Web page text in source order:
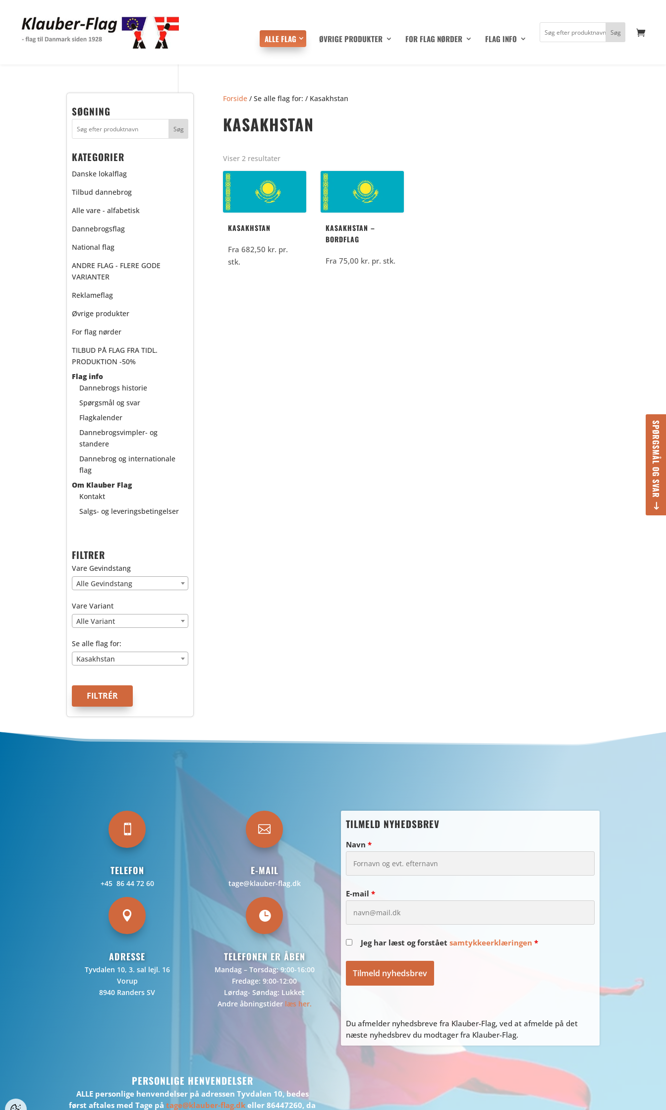
ALLE FLAG ØVRIGE PRODUKTER FOR FLAG NØRDER FLAG INFO
SPØRGSMÅL OG SVAR
Forside / Se alle flag for: / Kasakhstan
KASAKHSTAN
Viser 2 resultater
KASAKHSTAN
Fra682,50 kr. pr.
stk.
KASAKHSTAN –
BORDFLAG
Fra 75,00 kr. pr. stk.
SØGNING
KATEGORIER
Danske lokalflag
Tilbud dannebrog
Alle vare - alfabetisk
Dannebrogsflag
National flag
ANDRE FLAG - FLERE GODE
VARIANTER
Reklameflag
Øvrige produkter
For flag nørder
TILBUD PÅ FLAG FRA TIDL.
PRODUKTION -50%
Flag info
Dannebrogs historie
Spørgsmål og svar
Flagkalender
Dannebrogsvimpler- og
standere
Dannebrog og internationale
flag
Om Klauber Flag
Kontakt
Salgs- og leveringsbetingelser
FILTRER
Vare Gevindstang
Alle Gevindstang
Vare Variant
Alle Variant
Se alle flag for:
Kasakhstan
FILTRÉR

TELEFON
+45 86 44 72 60

ADRESSE
Tyvdalen 10, 3. sal lejl. 16
Vorup
8940 Randers SV

E-MAIL
tage@klauber-flag.dk

TELEFONEN ER ÅBEN
Mandag – Torsdag: 9:00-16:00
Fredage: 9:00-12:00
Lørdag- Søndag: Lukket
Andre åbningstider læs her.
TILMELD NYHEDSBREV
Navn*
E-mail*
Jeg har læst og forståetsamtykkeerklæringen *
Du afmelder nyhedsbreve fra Klauber-Flag, ved at afmelde på det
næste nyhedsbrev du modtager fra Klauber-Flag.
PERSONLIGE HENVENDELSER
ALLE personlige henvendelser på adressen Tyvdalen 10, bedes
først aftales med Tage på tage@klauber-flag.dk eller 86447260, da